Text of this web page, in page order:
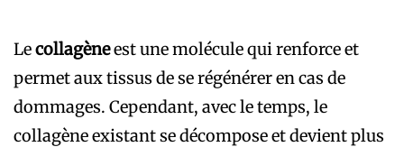
Lecollagèneest une molécule qui renforce et
permet aux tissus de se régénérer en cas de
dommages. Cependant, avec le temps, le
collagène existant se décompose et devient plus